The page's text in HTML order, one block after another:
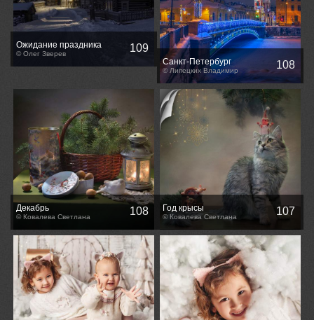
Ожидание праздника
© Олег Зверев 109
Санкт-Петербург
© Липецких Владимир 108
Декабрь
© Ковалева Светлана 108 Год крысы
© Ковалева Светлана 107